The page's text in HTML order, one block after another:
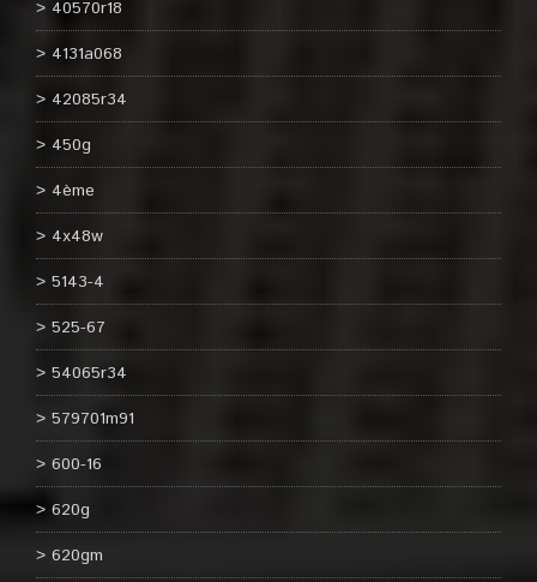
40570r18
4131a068
42085r34
450g
4ème
4x48w
5143-4
525-67
54065r34
579701m91
600-16
620g
620gm